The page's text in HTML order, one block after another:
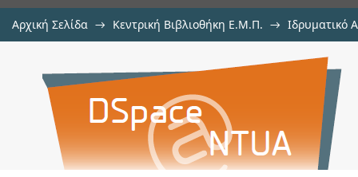
Αρχική Σελίδα → Κεντρική Βιβλιοθήκη Ε.Μ.Π. → Ιδρυματικό
Γεωλογικές-Γεωτεχνικές
σηράγγων Πλατάνου και